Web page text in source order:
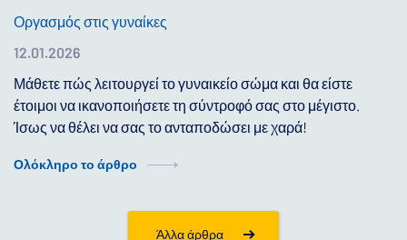
Οργασμός στις γυναίκες
12.01.2026
Μάθετε πώς λειτουργεί το γυναικείο σώμα και θα είστε
έτοιμοι να ικανοποιήσετε τη σύντροφό σας στο μέγιστο.
Ίσως να θέλει να σας το ανταποδώσει με χαρά!
Ολόκληρο το άρθρο
Άλλα άρθρα